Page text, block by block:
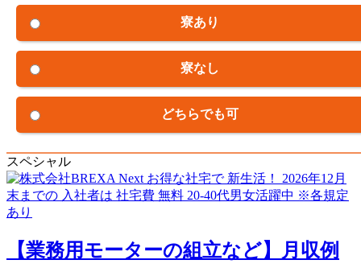
寮あり
寮なし
どちらでも可
スペシャル
【業務用モーターの組立など】月収例